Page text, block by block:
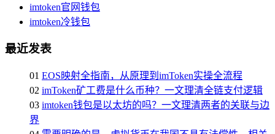
imtoken官网钱包
imtoken冷钱包
最近发表
01 EOS映射全指南，从原理到imToken实操全流程
02 imToken矿工费是什么币种？一文理清全链支付逻辑
03 imtoken钱包是以太坊的吗？一文理清两者的关联与边
界